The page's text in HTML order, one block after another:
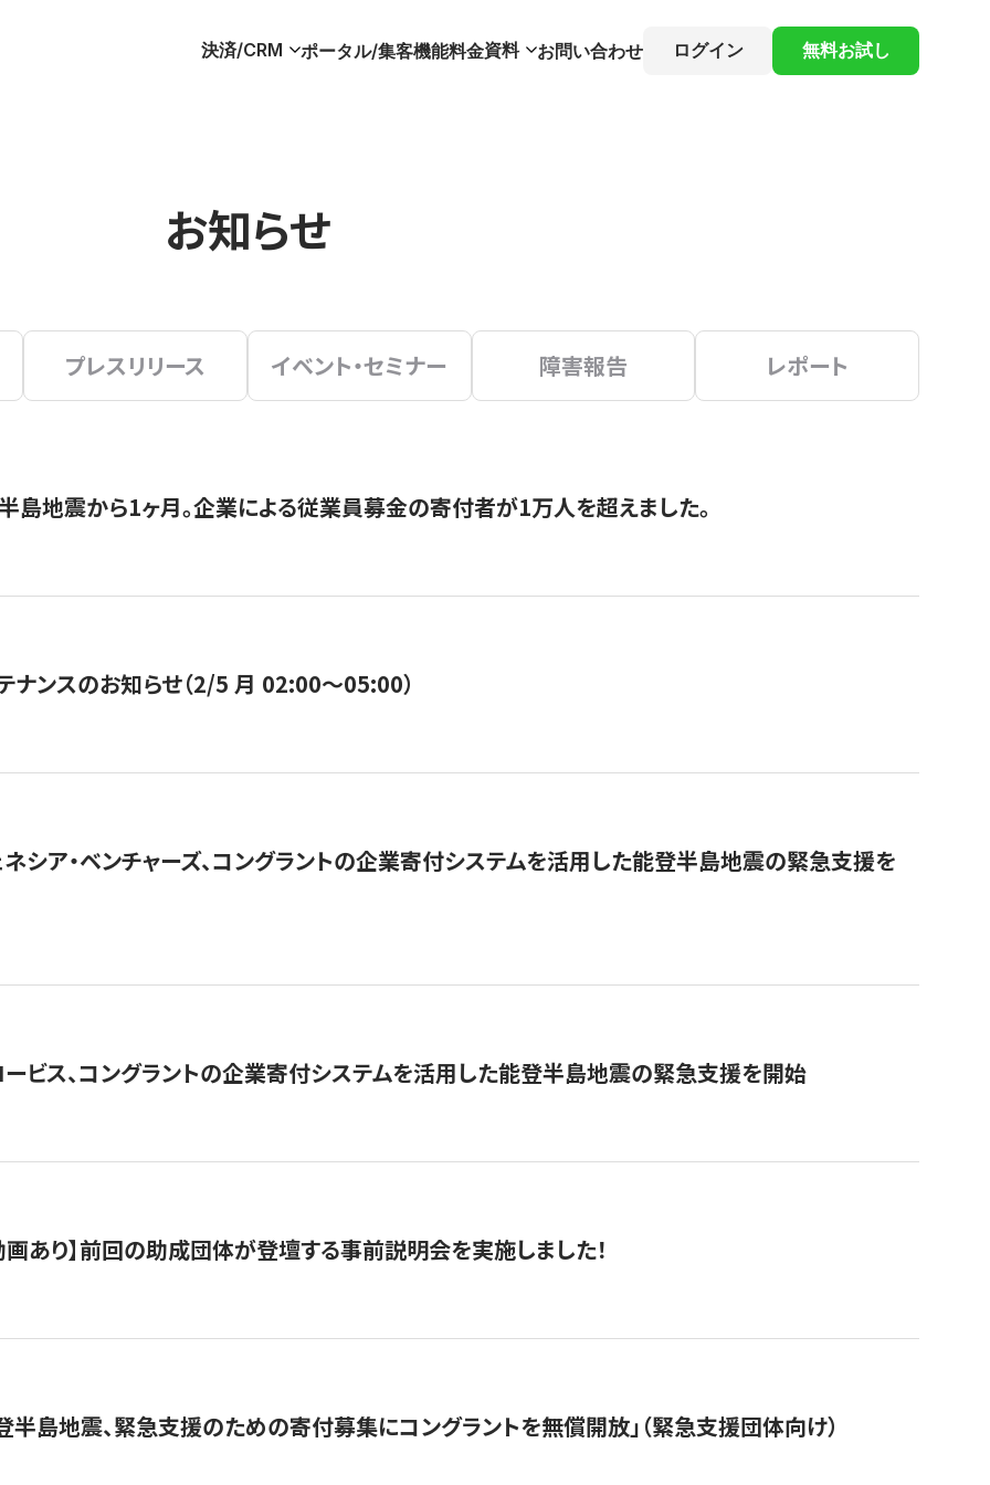
決済/CRM ポータル/集客機能料金資料 お問い合わせ ログイン 無料お試し
お知らせ
プレスリリース イベント・セミナー 障害報告 レポート
島地震から1ヶ月。企業による従業員募金の寄付者が1万人を超えました。
ナンスのお知らせ（2/5 月 02:00〜05:00）
シア・ベンチャーズ、コングラントの企業寄付システムを活用した能登半島地震の緊急支援を
ビス、コングラントの企業寄付システムを活用した能登半島地震の緊急支援を開始
画あり】前回の助成団体が登壇する事前説明会を実施しました！
半島地震、緊急支援のための寄付募集にコングラントを無償開放」（緊急支援団体向け）